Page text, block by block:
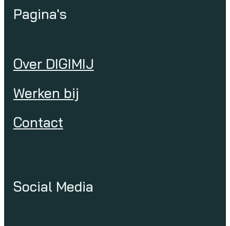
Pagina's
Over DIGIMIJ
Werken bij
Contact
Social Media